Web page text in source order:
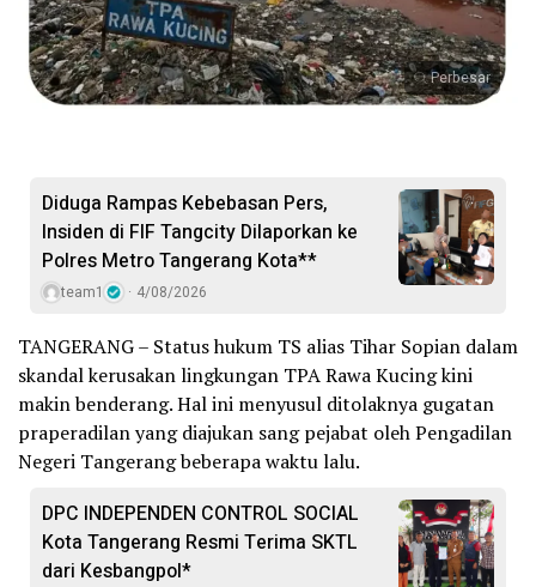
Perbesar
Diduga Rampas Kebebasan Pers,
Insiden di FIF Tangcity Dilaporkan ke
Polres Metro Tangerang Kota**
team1 4/08/2026
TANGERANG – Status hukum TS alias Tihar Sopian dalam
skandal kerusakan lingkungan TPA Rawa Kucing kini
makin benderang. Hal ini menyusul ditolaknya gugatan
praperadilan yang diajukan sang pejabat oleh Pengadilan
Negeri Tangerang beberapa waktu lalu.
DPC INDEPENDEN CONTROL SOCIAL
Kota Tangerang Resmi Terima SKTL
dari Kesbangpol*